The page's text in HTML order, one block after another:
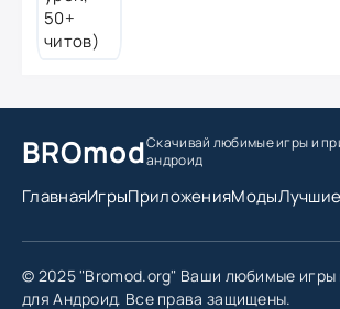
BROmodСкачивай любимые игрыи
андроид
ГлавнаяИгрыПриложенияМодыЛучшие
© 2025 "Bromod.org" Ваши любимые игры
для Андроид. Все права защищены.